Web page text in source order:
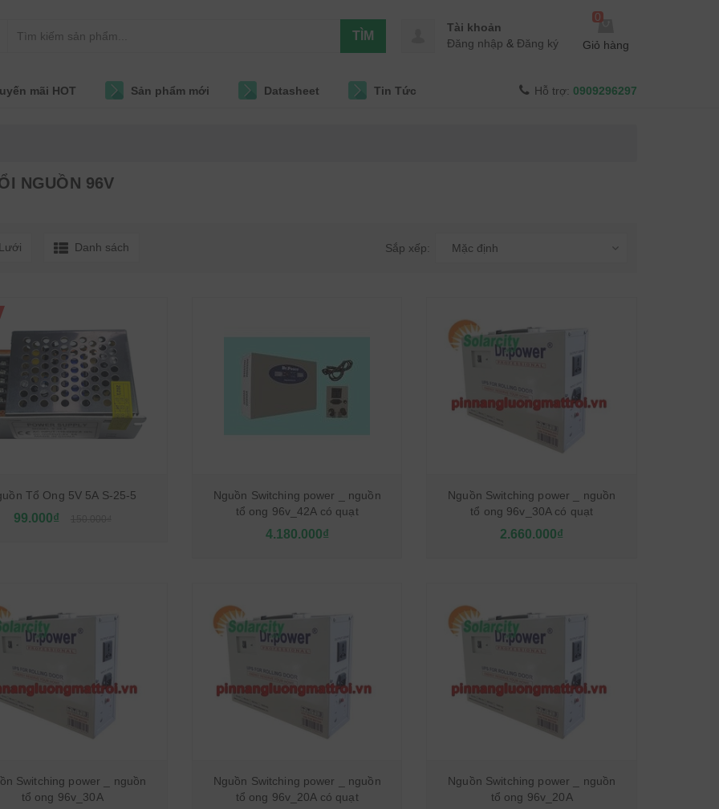
TÌM
0
Giỏ hàng
Tài khoản
Đăng nhập & Đăng ký
mãi HOT Sản phẩm mới Datasheet Tin Tức Hỗ trợ: 0909296297
NGUỒN 96V
Danh sách Sắp xếp: Mặc định
Tổ Ong 5V 5A S-25-5
99.000₫
Nguồn Switching power _ nguồn
tổ ong 96v_42A có quạt
4.180.000₫
Nguồn Switching power _ nguồn
tổ ong 96v_30A có quạt
2.660.000₫
Switching power _ nguồn
tổ ong 96v_30A
Nguồn Switching power _ nguồn
tổ ong 96v_20A có quạt
Nguồn Switching power _ nguồn
tổ ong 96v_20A